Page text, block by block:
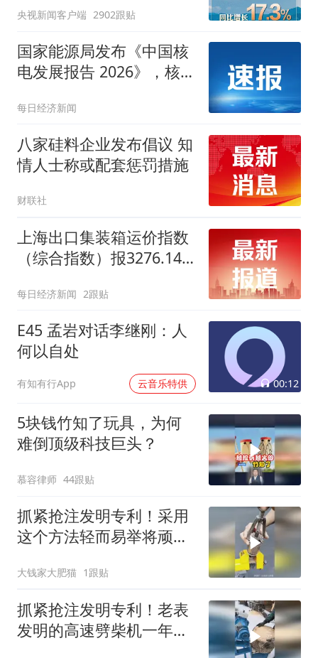
央视新闻客户端 2902跟贴
国家能源局发布《中国核
电发展报告 2026》，核电
球第一
每日经济新闻
八家硅料企业发布倡议 知
情人士称或配套惩罚措施
财联社
上海出口集装箱运价指数
（综合指数）报3276.14
每日经济新闻 2跟贴
E45 孟岩对话李继刚：人
何以自处
有知有行App 云音乐特供 00:12
5块钱竹知了玩具，为何
难倒顶级科技巨头？
慕容律师 44跟贴
抓紧抢注发明专利！采用
这个方法轻而易举将顽固
大钱家大肥猫 1跟贴
抓紧抢注发明专利！老表
发明的高速劈柴机一年卖